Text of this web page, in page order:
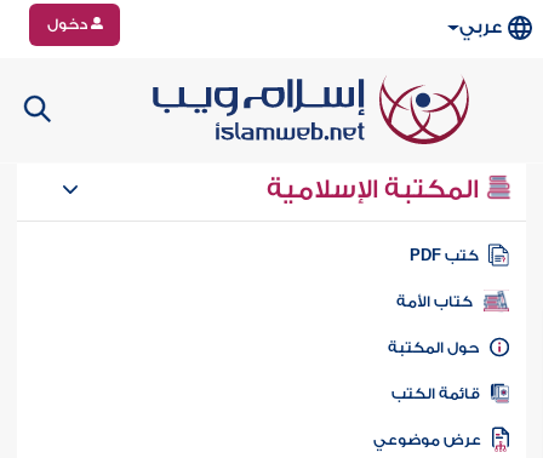
عربي دخول
المكتبة الإسلامية
كتب PDF
كتاب الأمة
المكتبة
الكتب